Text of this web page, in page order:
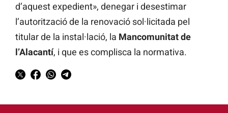
d’aquest expedient», denegar i desestimar
l’autorització de la renovació sol·licitada pel
titular de la instal·lació, la Mancomunitat de
l’Alacantí, i que es complisca la normativa.